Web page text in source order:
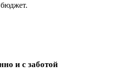
и с заботой